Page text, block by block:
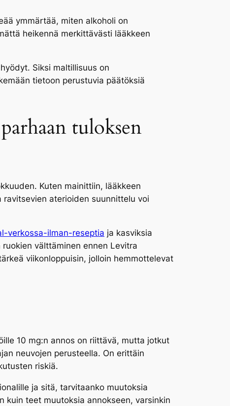
ymmärtää, miten alkoholi on
heikennä merkittävästi lääkkeen
Siksi maltillisuus on
tietoon perustuvia päätöksiä
tuloksen
Kuten mainittiin, lääkkeen
aterioiden suunnittelu voi
verkossa-ilman-reseptia ja kasviksia
välttäminen ennen Levitra
viikonloppuisin, jolloin hemmottelevat
10 mg:n annos on riittävä, mutta jotkut
neuvojen perusteella. On erittäin
riskiä.
ja sitä, tarvitaanko muutoksia
kuin teet muutoksia annokseen, varsinkin